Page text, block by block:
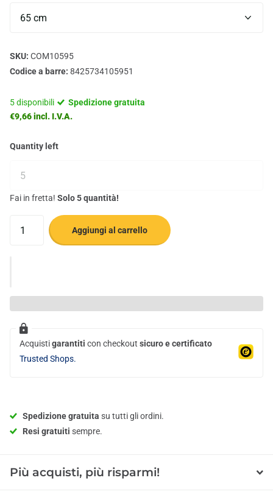
SKU: COM10595
Codice a barre: 8425734105951
5 disponibili
Spedizione gratuita
€9,66 incl. I.V.A.
Quantity left
Fai in fretta! Solo 5 quantità!
Aggiungi al carrello
Acquistigarantiti con checkout sicuro e certificato
Trusted Shops.
Spedizione gratuita su tutti gli ordini.
Resi gratuiti sempre.
Più acquisti, più risparmi!